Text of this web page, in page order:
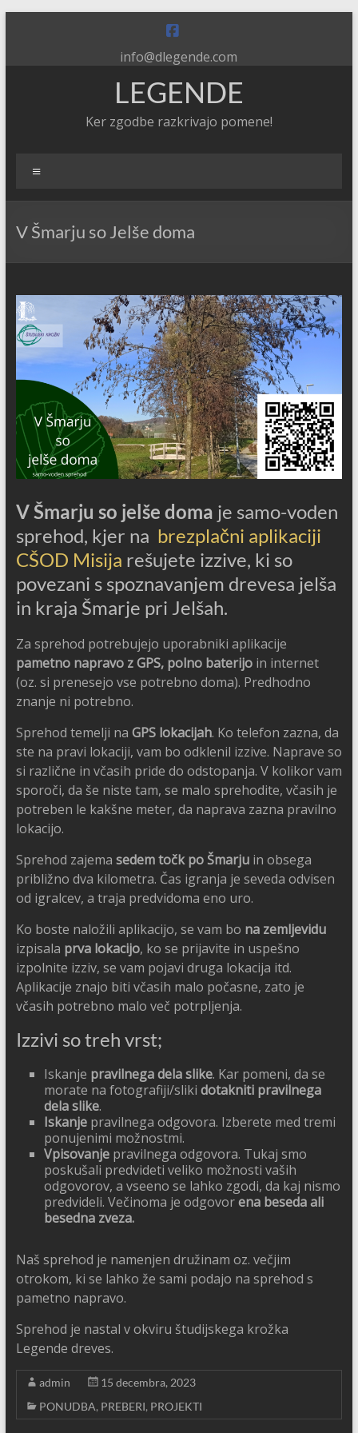
info@dlegende.com
LEGENDE
Ker zgodbe razkrivajo pomene!
V Šmarju so Jelše doma
V Šmarju so jelše doma je samo-voden
sprehod, kjer na brezplačni aplikaciji
CŠOD Misija rešujete izzive, ki so
povezani s spoznavanjem drevesa jelša
in kraja Šmarje pri Jelšah.
Za sprehod potrebujejo uporabniki aplikacije
pametno napravo z GPS, polno baterijoin internet
(oz. si prenesejo vse potrebno doma). Predhodno
znanje ni potrebno.
Sprehod temelji na GPS lokacijah. Ko telefon zazna, da
ste na pravi lokaciji, vam bo odklenil izzive. Naprave so
si različne in včasih pride do odstopanja. V kolikor vam
sporoči, da še niste tam, se malo sprehodite, včasih je
potreben le kakšne meter, da naprava zazna pravilno
lokacijo.
Sprehod zajema sedem točk po Šmarjuin obsega
približno dva kilometra. Čas igranja je seveda odvisen
od igralcev, a traja predvidoma eno uro.
Ko boste naložili aplikacijo, se vam bo na zemljevidu
izpisala prva lokacijo, ko se prijavite in uspešno
izpolnite izziv, se vam pojavi druga lokacija itd.
Aplikacije znajo biti včasih malo počasne, zato je
včasih potrebno malo več potrpljenja.
Izzivi so treh vrst;
Iskanje pravilnega dela slike. Kar pomeni, da se
morate na fotografiji/sliki dotakniti pravilnega
dela slike.
Iskanjepravilnega odgovora. Izberete med tremi
ponujenimi možnostmi.
Vpisovanjepravilnega odgovora. Tukaj smo
poskušali predvideti veliko možnosti vaših
odgovorov, a vseeno se lahko zgodi, da kaj nismo
predvideli. Večinoma je odgovorena beseda ali
besedna zveza.
Naš sprehod je namenjen družinam oz. večjim
otrokom, ki se lahko že sami podajo na sprehod s
pametno napravo.
Sprehod je nastal v okviru študijskega krožka
Legende dreves.
admin
15 decembra, 2023
PONUDBA, PREBERI, PROJEKTI